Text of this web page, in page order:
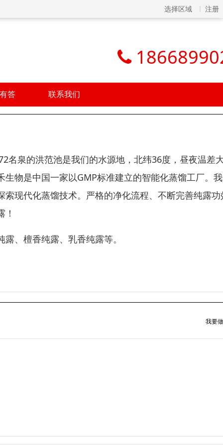
选择区域 注册
答 联系我们
名泉的洪范池是我们的水源地，北纬36度，昼夜温差
物是中国一家以GMP标准建立的智能化蒸馏工厂。
现代化蒸馏技术。严格的净化流程、不断完善纯露功
、檀香纯露、乳香纯露等。
我要